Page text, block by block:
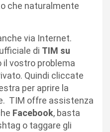
che naturalmente
via Internet.
di TIM su
il vostro problema
Quindi cliccate
per aprire la
TIM offre assistenza
Facebook, basta
o taggare gli